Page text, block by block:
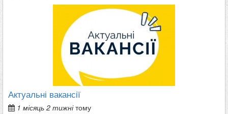
Актуальні вакансії
1 місяць 2 тижнітому